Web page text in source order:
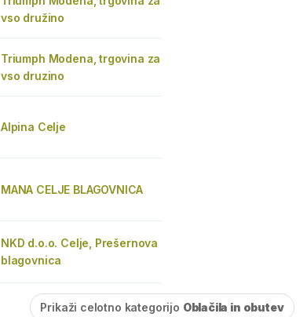
vso družino
Triumph Modena, trgovina za
vso druzino
Alpina Celje
MANA CELJE BLAGOVNICA
NKD d.o.o. Celje, Prešernova
blagovnica
Prikaži celotno kategorijo Oblačila in obutev